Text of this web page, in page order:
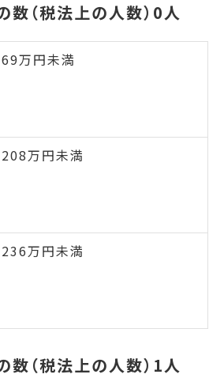
数（税法上の人数）0人
69万円未満
208万円未満
236万円未満
数（税法上の人数）1人